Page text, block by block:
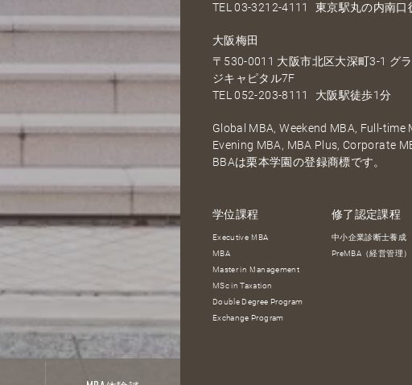
TEL03-3212-4111 東京駅丸の内南口
大阪梅田
〒530-0011 大阪市北区大深町3-1 グ
ジキャピタル7F
TEL052-203-8111 大阪駅徒歩1分
Global MBA, Weekend MBA, Full-time
Evening MBA, MBA Plus, Corporate
BBAは栗本学園の登録商標です。
学位課程
Executive MBA
MBA
Master in Management
MSc in Taxation
Double Degree Program
Exchange Program
修了認定課程
中小企業診断士養成
PreMBA（経営管理）